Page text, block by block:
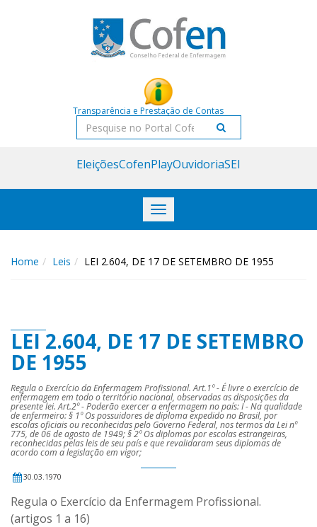
Transparência e Prestação de Contas
Pesquisar
EleiçõesCofenPlayOuvidoriaSEI
Toggle
navigation
Home Leis LEI 2.604, DE 17 DE SETEMBRO DE 1955
LEI 2.604, DE 17 DE SETEMBRO
DE 1955
Regula o Exercício da Enfermagem Profissional. Art.1º - É livre o exercício de
enfermagem em todo o território nacional, observadas as disposições da
presente lei. Art.2º - Poderão exercer a enfermagem no país: I - Na qualidade
de enfermeiro: § 1º Os possuidores de diploma expedido no Brasil, por
escolas oficiais ou reconhecidas pelo Governo Federal, nos termos da Lei nº
775, de 06 de agosto de 1949; § 2º Os diplomas por escolas estrangeiras,
reconhecidas pelas leis de seu país e que revalidaram seus diplomas de
acordo com a legislação em vigor;
30.03.1970
Regula o Exercício da Enfermagem Profissional.
(artigos 1 a 16)